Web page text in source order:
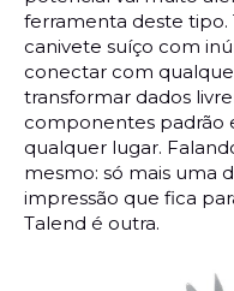
ferramenta deste tipo.
canivete suíço com
conectar com
transformar dados
componentes padrão
qualquer lugar.
mesmo: só mais uma
impressão que fica
Talend é outra.